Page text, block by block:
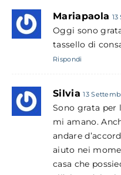
Mariapaola
Oggi sono
tassello di
Rispondi
Silvia 13
Sono grata per
mi amano.
andare
aiuto nei
casa che